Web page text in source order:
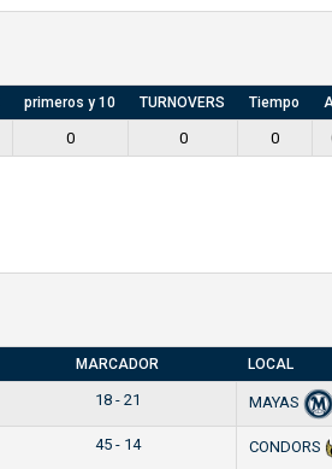
primeros y 10 TURNOVERS Tiempo
0 0 0
MARCADOR LOCAL
18 - 21 MAYAS
45 - 14 CONDORS